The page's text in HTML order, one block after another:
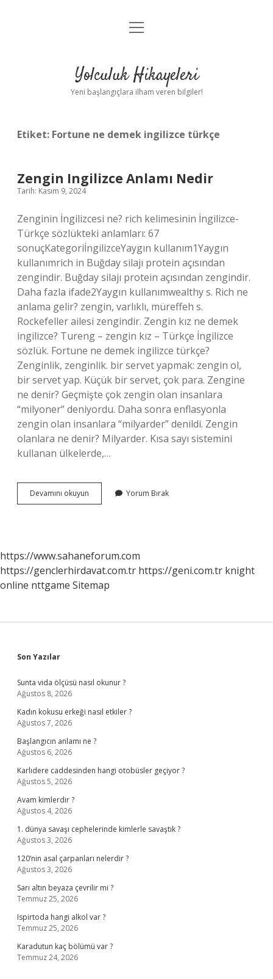
Anasayfa
Yasal Uyarı
menüyü
Yolculuk Hikayeleri
Yeni başlangıçlara ilham veren bilgiler!
Etiket: Fortune ne demek ingilizce türkçe
Zengin Ingilizce Anlamı Nedir
Tarih: Kasım 9, 2024
Zenginin İngilizcesi ne? rich kelimesinin İngilizce-
Türkçe sözlükteki anlamları: 67
sonuçKategoriİngilizceYaygın kullanım1Yaygın
kullanımrich in Buğday silajı protein açısından
zengindir. Buğday silajı protein açısından zengindir.
Daha fazla ifade2Yaygın kullanımwealthy s. Rich ne
anlama gelir? zengin, varlıklı, müreffeh s.
Rockefeller ailesi zengindir. Zengin kız ne demek
ingilizce? Tureng – zengin kız – Türkçe İngilizce
sözlük. Fortune ne demek ingilizce türkçe?
Zenginlik, zenginlik. bir servet yapmak: zengin ol,
bir servet yap. Küçük bir servet, çok para. Zengine
ne denir? Geçmişte çok zengin olan insanlara
“milyoner” deniyordu. Daha sonra enflasyonla
zengin olan insanlara “milyarder” denildi. Zengin
olanlara ne denir? Milyarder. Kısa sayı sistemini
kullanan ülkelerde,…
Devamını okuyun
Ingilizce
Yorum Bırak
https://www.sahaneforum.com
https://genclerhirdavat.com.tr https://geni.com.tr knight
online nttgame Sitemap
Sidebar
Son Yazılar
Sunta vida ölçüsü nasıl okunur ?
Ağustos 8, 2026
Kadın kokusu erkeği nasıl etkiler ?
Ağustos 7, 2026
Başlangıcın anlamı ne ?
Ağustos 6, 2026
Karlıdere caddesinden hangi otobüsler geçiyor ?
Ağustos 5, 2026
Avam kimlerdir ?
Ağustos 4, 2026
1. dünya savaşı cephelerinde kimlerle savaştık ?
Ağustos 3, 2026
120’nin asal çarpanları nelerdir ?
Ağustos 3, 2026
Sarı altın beyaza çevrilir mi ?
Temmuz 25, 2026
Ispirtoda hangi alkol var ?
Temmuz 25, 2026
Karadutun kaç bölümü var ?
Temmuz 24, 2026